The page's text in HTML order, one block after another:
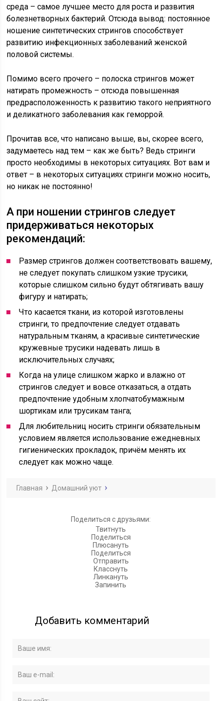
среда – самое лучшее место для роста и развития
болезнетворных бактерий. Отсюда вывод: постоянное
ношение синтетических стрингов способствует
развитию инфекционных заболеваний женской
половой системы.
Помимо всего прочего – полоска стрингов может
натирать промежность – отсюда повышенная
предрасположенность к развитию такого неприятного
и деликатного заболевания как геморрой.
Прочитав все, что написано выше, вы, скорее всего,
задумаетесь над тем – как же быть? Ведь стринги
просто необходимы в некоторых ситуациях. Вот вам и
ответ – в некоторых ситуациях стринги можно носить,
но никак не постоянно!
А при ношении стрингов следует
придерживаться некоторых
рекомендаций:
Размер стрингов должен соответствовать вашему,
не следует покупать слишком узкие трусики,
которые слишком сильно будут обтягивать вашу
фигуру и натирать;
Что касается ткани, из которой изготовлены
стринги, то предпочтение следует отдавать
натуральным тканям, а красивые синтетические
кружевные трусики надевать лишь в
исключительных случаях;
Когда на улице слишком жарко и влажно от
стрингов следует и вовсе отказаться, а отдать
предпочтение удобным хлопчатобумажным
шортикам или трусикам танга;
Для любительниц носить стринги обязательным
условием является использование ежедневных
гигиенических прокладок, причём менять их
следует как можно чаще.
Главная Домашний уют
Поделиться с друзьями:
Твитнуть
Поделиться
Плюсануть
Поделиться
Отправить
Класснуть
Линкануть
Запинить
Добавить комментарий